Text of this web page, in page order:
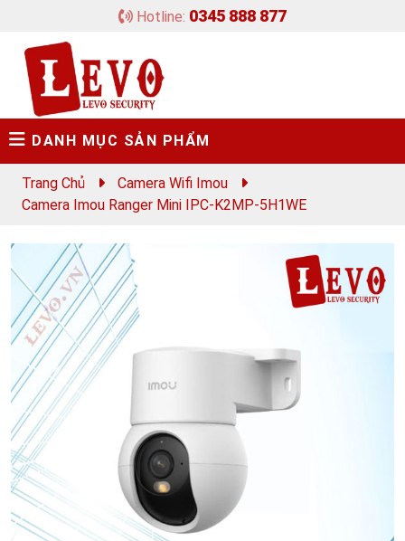
Hotline: 0345 888 877
DANH MỤC SẢN PHẨM
Trang Chủ
Camera Wifi Imou
Camera Imou Ranger Mini IPC-K2MP-5H1WE